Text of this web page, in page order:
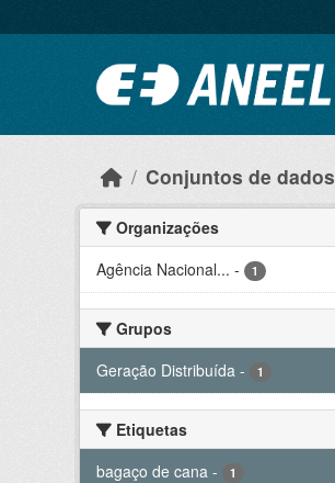
Conjuntos de dados
Organizações
Agência Nacional... - 1
Grupos
Geração Distribuída - 1
Etiquetas
bagaço de cana - 1